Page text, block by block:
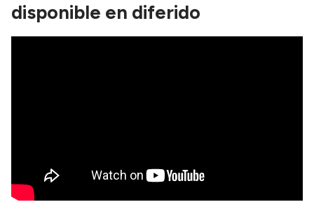
disponible en diferido